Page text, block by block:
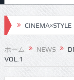
ホーム NEWS
VOL.1